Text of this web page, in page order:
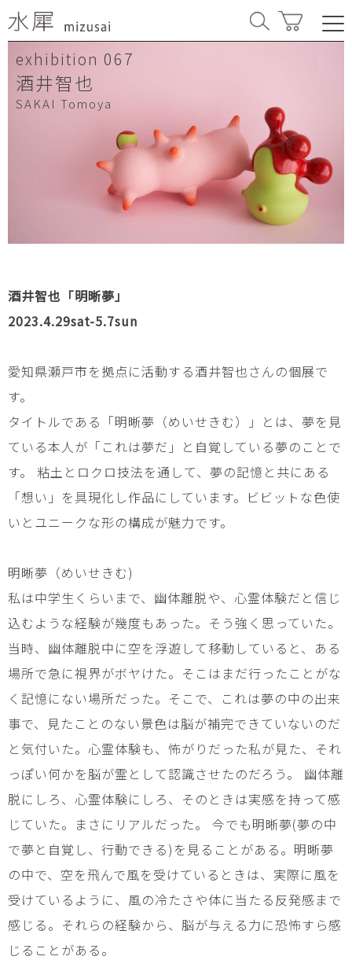
exhibition 067
酒井智也
SAKAI Tomoya
酒井智也「明晰夢」
2023.4.29sat-5.7sun
愛知県瀬戸市を拠点に活動する酒井智也さんの個展で
す。
タイトルである「明晰夢（めいせきむ）」とは、夢を見
ている本人が「これは夢だ」と自覚している夢のことで
す。 粘土とロクロ技法を通して、夢の記憶と共にある
「想い」を具現化し作品にしています。ビビットな色使
いとユニークな形の構成が魅力です。
明晰夢（めいせきむ)
私は中学生くらいまで、幽体離脱や、心霊体験だと信じ
込むような経験が幾度もあった。そう強く思っていた。
当時、幽体離脱中に空を浮遊して移動していると、ある
場所で急に視界がボヤけた。そこはまだ行ったことがな
く記憶にない場所だった。そこで、これは夢の中の出来
事で、見たことのない景色は脳が補完できていないのだ
と気付いた。心霊体験も、怖がりだった私が見た、それ
っぽい何かを脳が霊として認識させたのだろう。 幽体離
脱にしろ、心霊体験にしろ、そのときは実感を持って感
じていた。まさにリアルだった。 今でも明晰夢(夢の中
で夢と自覚し、行動できる)を見ることがある。明晰夢
の中で、空を飛んで風を受けているときは、実際に風を
受けているように、風の冷たさや体に当たる反発感まで
感じる。それらの経験から、脳が与える力に恐怖すら感
じることがある。